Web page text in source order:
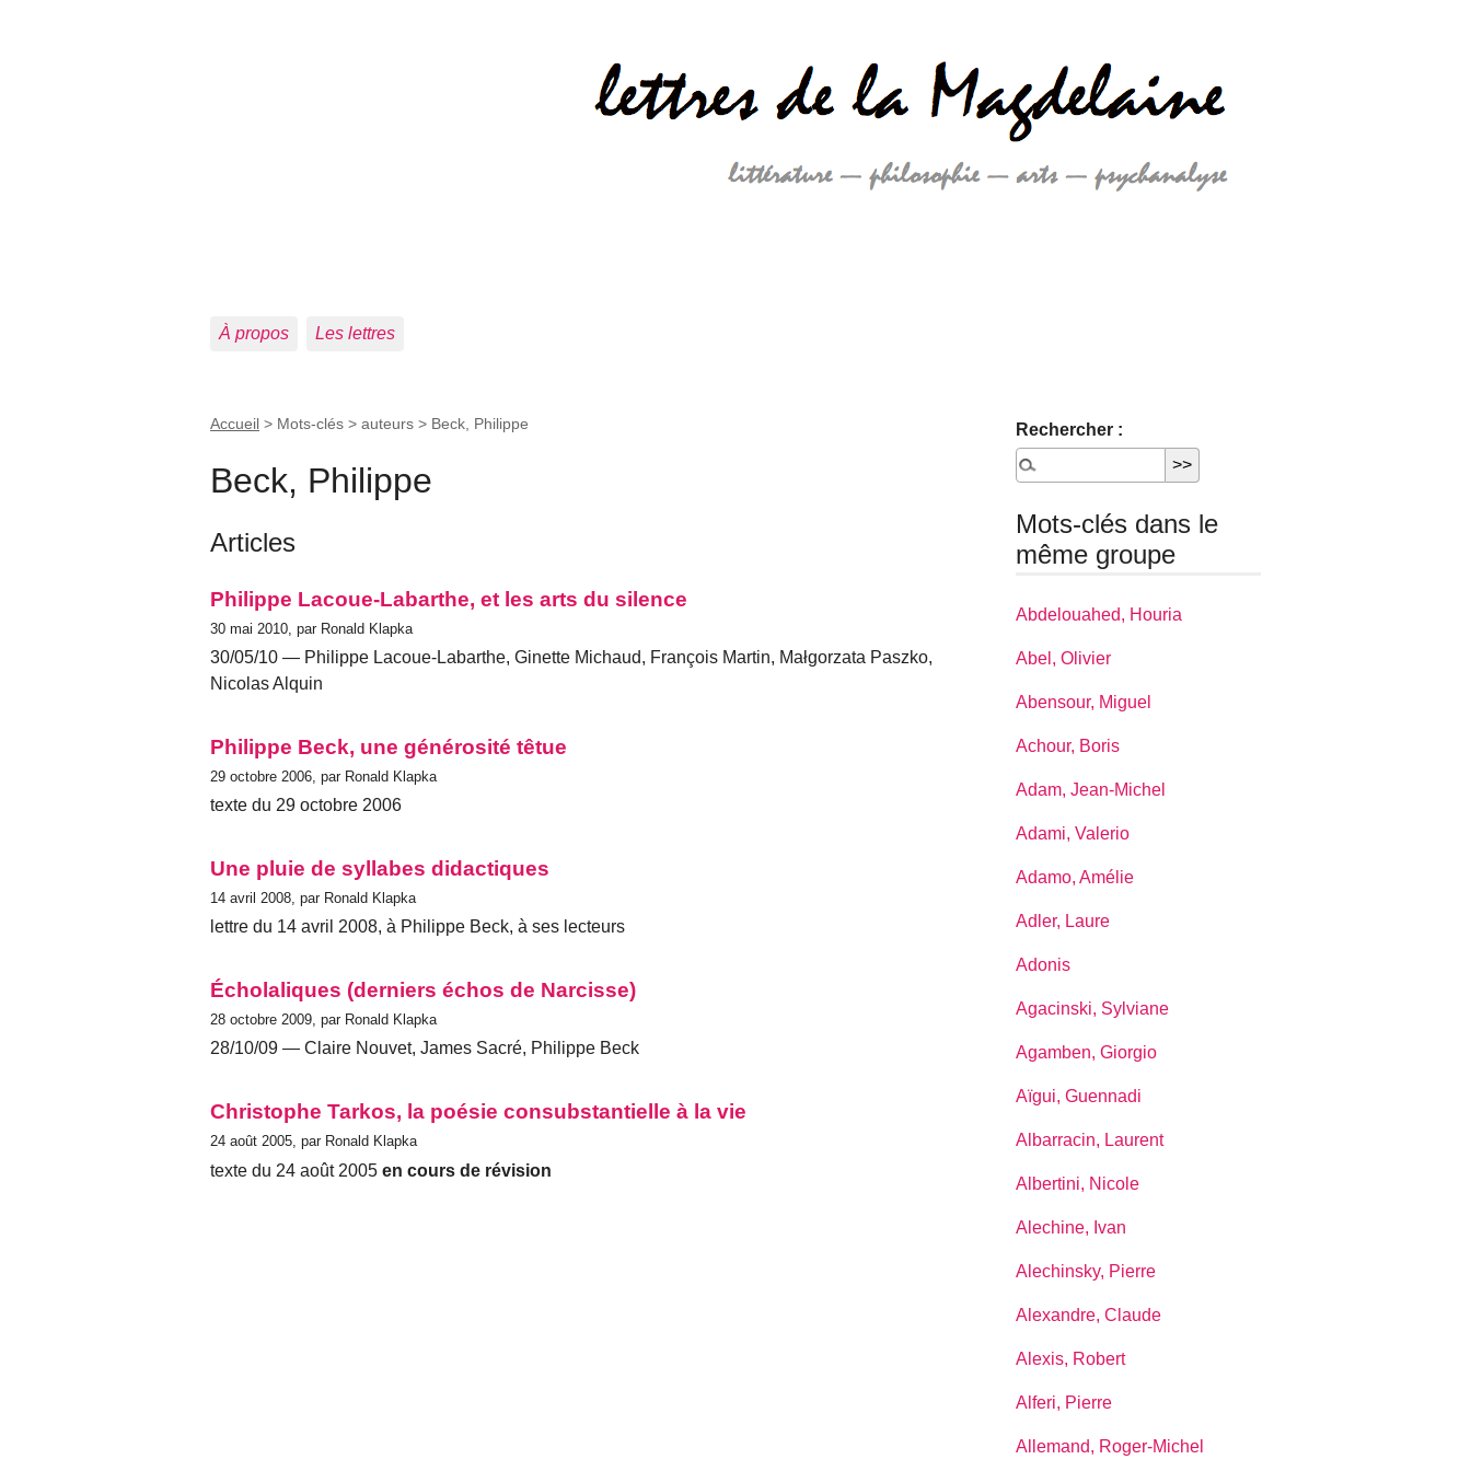
À propos Les lettres
Accueil > Mots-clés > auteurs > Beck, Philippe
Beck, Philippe
Articles
Philippe Lacoue-Labarthe, et les arts du silence
30 mai 2010, par Ronald Klapka
30/05/10 — Philippe Lacoue-Labarthe, Ginette Michaud, François Martin, Małgorzata Paszko,
Nicolas Alquin
Philippe Beck, une générosité têtue
29 octobre 2006, par Ronald Klapka
texte du 29 octobre 2006
Une pluie de syllabes didactiques
14 avril 2008, par Ronald Klapka
lettre du 14 avril 2008, à Philippe Beck, à ses lecteurs
Écholaliques (derniers échos de Narcisse)
28 octobre 2009, par Ronald Klapka
28/10/09 — Claire Nouvet, James Sacré, Philippe Beck
Christophe Tarkos, la poésie consubstantielle à la vie
24 août 2005, par Ronald Klapka
texte du 24 août 2005 en cours de révision
Rechercher :
Mots-clés dans le
même groupe
Abdelouahed, Houria
Abel, Olivier
Abensour, Miguel
Achour, Boris
Adam, Jean-Michel
Adami, Valerio
Adamo, Amélie
Adler, Laure
Adonis
Agacinski, Sylviane
Agamben, Giorgio
Aïgui, Guennadi
Albarracin, Laurent
Albertini, Nicole
Alechine, Ivan
Alechinsky, Pierre
Alexandre, Claude
Alexis, Robert
Alferi, Pierre
Allemand, Roger-Michel